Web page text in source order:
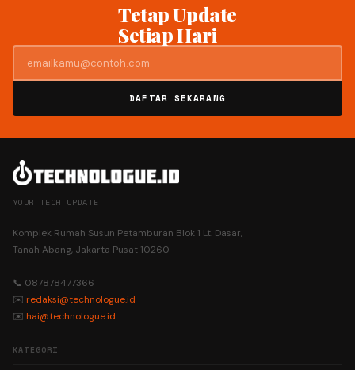
Tetap Update
Setiap Hari
DAFTAR SEKARANG
YOUR TECH UPDATE
Komplek Rumah Susun Petamburan Blok 1 Lt. Dasar,
Tanah Abang, Jakarta Pusat 10260
📞 087878477366
✉️ redaksi@technologue.id
✉️ hai@technologue.id
KATEGORI